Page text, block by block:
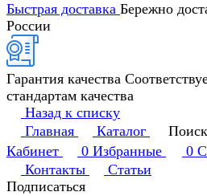
Быстрая доставка Бережно
России
Гарантия качества
стандартам качества
Назад к списку
Главная
Каталог Поиск
Кабинет
0 Избранные 0
Контакты
Статьи
Подписаться